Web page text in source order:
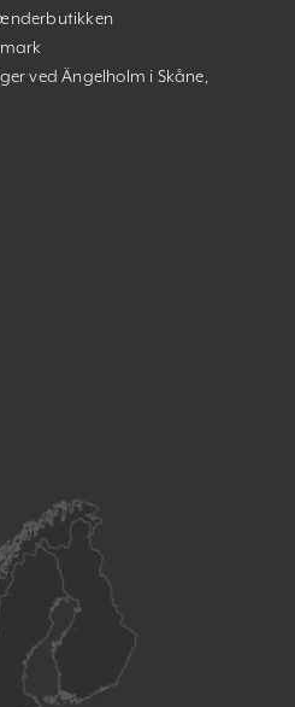
ved Ängelholm i Skåne,